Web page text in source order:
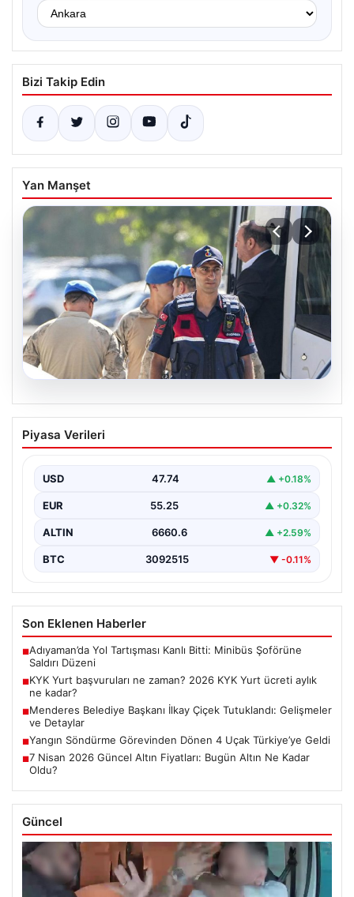
Bizi Takip Edin
Yan Manşet
07.08.2026
Menderes Belediye Başkanı İlkay Çiçek
Tutuklandı: Gelişmeler ve Detaylar
soruşturma kapsamında belediye başkanı İlkay Çiçek ve
14…
Piyasa Verileri
USD 47.74 ▲ +0.18%
EUR 55.25 ▲ +0.32%
ALTIN 6660.6 ▲ +2.59%
BTC 3092515 ▼ -0.11%
Son Eklenen Haberler
■Adıyaman’da Yol Tartışması Kanlı Bitti: Minibüs Şoförüne
Saldırı Düzeni
■KYK Yurt başvuruları ne zaman? 2026 KYK Yurt ücreti aylık
ne kadar?
■Menderes Belediye Başkanı İlkay Çiçek Tutuklandı: Gelişmeler
ve Detaylar
■Yangın Söndürme Görevinden Dönen 4 Uçak Türkiye’ye Geldi
■7 Nisan 2026 Güncel Altın Fiyatları: Bugün Altın Ne Kadar
Oldu?
Güncel